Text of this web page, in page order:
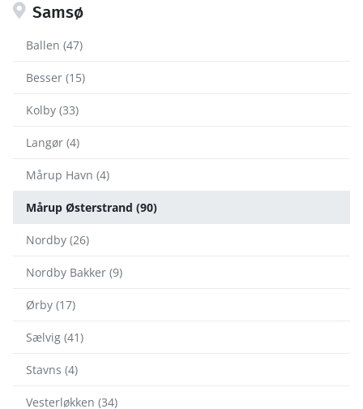
Samsø
Ballen (47)
Besser (15)
Kolby (33)
Langør (4)
Mårup Havn (4)
Mårup Østerstrand (90)
Nordby (26)
Nordby Bakker (9)
Ørby (17)
Sælvig (41)
Stavns (4)
Vesterløkken (34)